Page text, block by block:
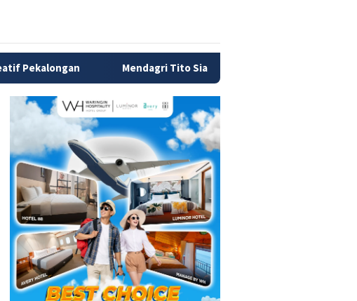
Mendagri Tito Siapkan Tiga Langkah Atasi Kesulitan Daerah Bayar